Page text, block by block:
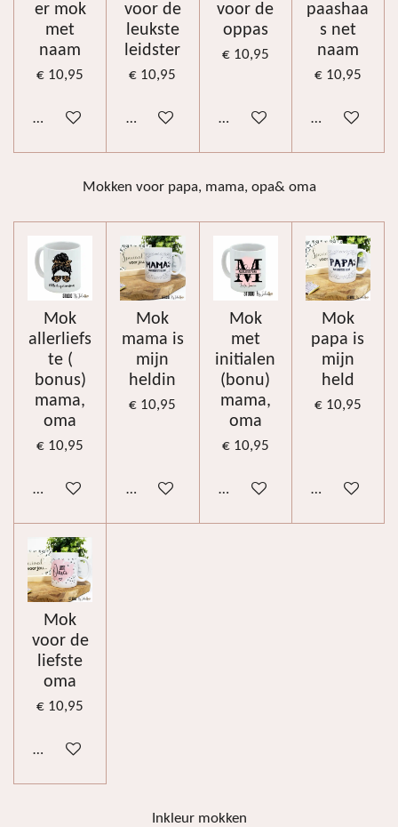
er mok
met
naam
€ 10,95
Bekijk details
voor de
leukste
leidster
€ 10,95
Bekijk details
voor de
oppas
€ 10,95
Bekijk details
paashaa
s net
naam
€ 10,95
Bekijk details
Mokken voor papa, mama, opa& oma
Mok
allerliefs
te (
bonus)
mama,
oma
€ 10,95
Bekijk details
Mok
mama is
mijn
heldin
€ 10,95
Bekijk details
Mok
met
initialen
(bonu)
mama,
oma
€ 10,95
Bekijk details
Mok
papa is
mijn
held
€ 10,95
Bekijk details
Mok
voor de
liefste
oma
€ 10,95
Bekijk details
Inkleur mokken